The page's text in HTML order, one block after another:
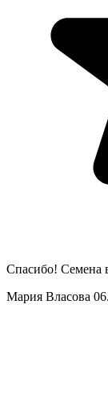
Спасибо! Семена
Мария Власова